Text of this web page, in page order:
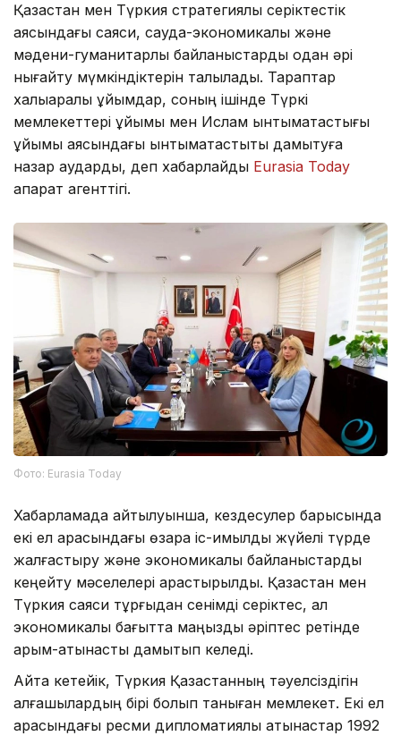
Қазақстан мен Түркия стратегиялық серіктестік
аясындағы саяси, сауда-экономикалық және
мәдени-гуманитарлық байланыстарды одан әрі
нығайту мүмкіндіктерін талқылады. Тараптар
халықаралық ұйымдар, соның ішінде Түркі
мемлекеттері ұйымы мен Ислам ынтымақтастығы
ұйымы аясындағы ынтымақтастықты дамытуға
назар аударды, деп хабарлайды Eurasia Today
ақпарат агенттігі.
Фото: Eurasia Today
Хабарламада айтылуынша, кездесулер барысында
екі ел арасындағы өзара іс-қимылды жүйелі түрде
жалғастыру және экономикалық байланыстарды
кеңейту мәселелері қарастырылды. Қазақстан мен
Түркия саяси тұрғыдан сенімді серіктес, ал
экономикалық бағытта маңызды әріптес ретінде
қарым-қатынасты дамытып келеді.
Айта кетейік, Түркия Қазақстанның тәуелсіздігін
алғашқылардың бірі болып таныған мемлекет. Екі ел
арасындағы ресми дипломатиялық қатынастар 1992